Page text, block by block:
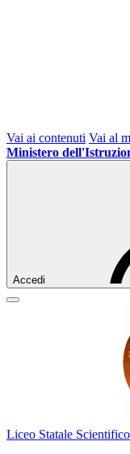
Vai ai contenuti Vai al
Ministero
Accedi
Liceo Statale